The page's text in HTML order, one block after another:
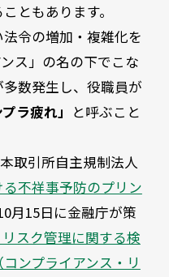
ともあります。
令の増加・複雑化を
ス」の名の下でこな
数発生し、役職員が
プラ疲れ」 と呼ぶこと
取引所自主規制法人
る不祥事予防のプリン
月15日に金融庁が策
リスク管理に関する検
ンプライアンス・リ